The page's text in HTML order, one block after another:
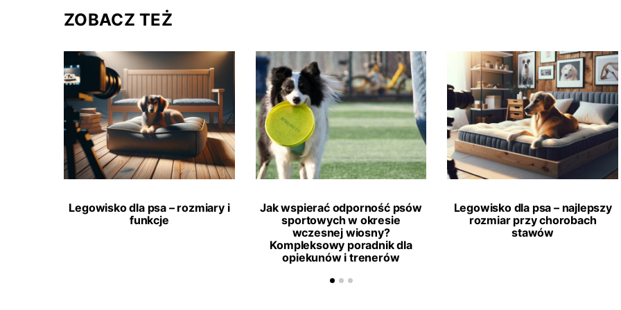
ZOBACZ TEŻ
Legowisko dla psa – rozmiary i
funkcje
Jak wspierać odporność psów
sportowych w okresie
wczesnej wiosny?
Kompleksowy poradnik dla
opiekunów i trenerów
Legowisko dla psa – najlepszy
rozmiar przy chorobach
stawów